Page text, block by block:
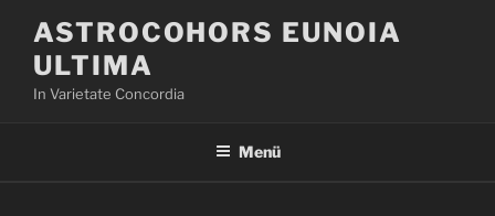
Inhalt
springen
ASTROCOHORS EUNOIA
ULTIMA
In Varietate Concordia
Menü